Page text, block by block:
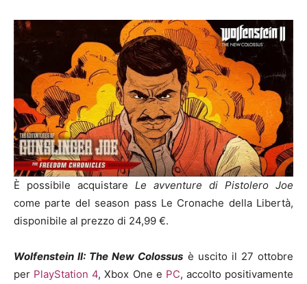
È possibile acquistare Le avventure di Pistolero Joe
come parte del season pass Le Cronache della Libertà,
disponibile al prezzo di 24,99 €.
Wolfenstein II: The New Colossus è uscito il 27 ottobre
per PlayStation 4, Xbox One e PC, accolto positivamente